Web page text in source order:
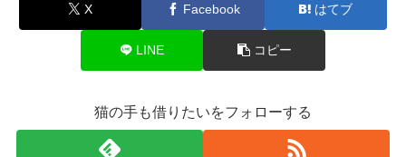
X Facebook はてブ
LINE コピー
猫の手も借りたいをフォローする